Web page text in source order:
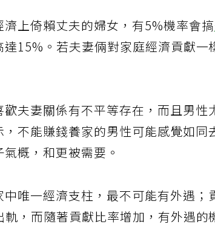
上倚賴丈夫的婦女，有5%機率會
15%。若夫妻倆對家庭經濟貢獻一
夫妻關係有不平等存在，而且男性
不能賺錢養家的男性可能感覺如同
概，和更被需要。
唯一經濟支柱，最不可能有外遇；
，而隨著貢獻比率增加，有外遇的